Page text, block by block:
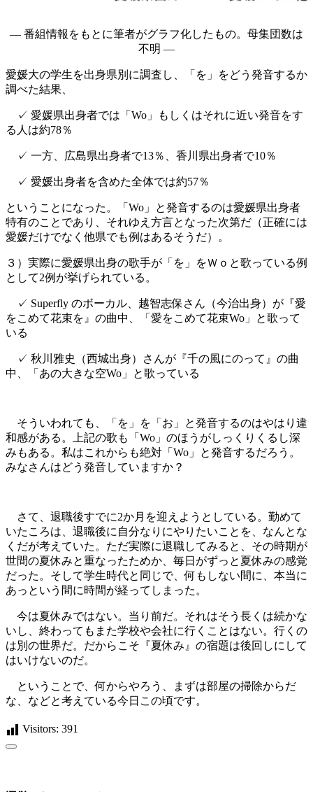
― 番組情報をもとに筆者がグラフ化したもの。母集団数は
不明 ―
愛媛大の学生を出身県別に調査し、「を」をどう発音するか
調べた結果、
✓ 愛媛県出身者では「Wo」もしくはそれに近い発音をす
る人は約78％
✓ 一方、広島県出身者で13％、香川県出身者で10％
✓ 愛媛出身者を含めた全体では約57％
ということになった。「Wo」と発音するのは愛媛県出身者
特有のことであり、それゆえ方言となった次第だ（正確には
愛媛だけでなく他県でも例はあるそうだ）。
３）実際に愛媛県出身の歌手が「を」をＷｏと歌っている例
として2例が挙げられている。
✓ Superfly のボーカル、越智志保さん（今治出身）が『愛
をこめて花束を』の曲中、「愛をこめて花束Wo」と歌って
いる
✓ 秋川雅史（西城出身）さんが『千の風にのって』の曲
中、「あの大きな空Wo」と歌っている
そういわれても、「を」を「お」と発音するのはやはり違
和感がある。上記の歌も「Wo」のほうがしっくりくるし深
みもある。私はこれからも絶対「Wo」と発音するだろう。
みなさんはどう発音していますか？
さて、退職後すでに2か月を迎えようとしている。勤めて
いたころは、退職後に自分なりにやりたいことを、なんとな
くだが考えていた。ただ実際に退職してみると、その時期が
世間の夏休みと重なったためか、毎日がずっと夏休みの感覚
だった。そして学生時代と同じで、何もしない間に、本当に
あっという間に時間が経ってしまった。
今は夏休みではない。当り前だ。それはそう長くは続かな
いし、終わってもまた学校や会社に行くことはない。行くの
は別の世界だ。だからこそ『夏休み』の宿題は後回しにして
はいけないのだ。
ということで、何からやろう、まずは部屋の掃除からだ
な、などと考えている今日この頃です。
Visitors: 391